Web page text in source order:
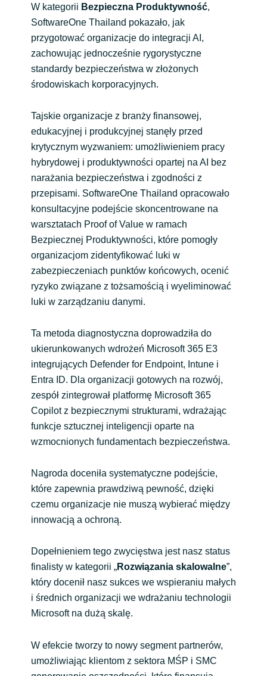
W kategorii Bezpieczna Produktywność,
SoftwareOne Thailand pokazało, jak
przygotować organizacje do integracji AI,
zachowując jednocześnie rygorystyczne
standardy bezpieczeństwa w złożonych
środowiskach korporacyjnych.
Tajskie organizacje z branży finansowej,
edukacyjnej i produkcyjnej stanęły przed
krytycznym wyzwaniem: umożliwieniem pracy
hybrydowej i produktywności opartej na AI bez
narażania bezpieczeństwa i zgodności z
przepisami. SoftwareOne Thailand opracowało
konsultacyjne podejście skoncentrowane na
warsztatach Proof of Value w ramach
Bezpiecznej Produktywności, które pomogły
organizacjom zidentyfikować luki w
zabezpieczeniach punktów końcowych, ocenić
ryzyko związane z tożsamością i wyeliminować
luki w zarządzaniu danymi.
Ta metoda diagnostyczna doprowadziła do
ukierunkowanych wdrożeń Microsoft 365 E3
integrujących Defender for Endpoint, Intune i
Entra ID. Dla organizacji gotowych na rozwój,
zespół zintegrował platformę Microsoft 365
Copilot z bezpiecznymi strukturami, wdrażając
funkcje sztucznej inteligencji oparte na
wzmocnionych fundamentach bezpieczeństwa.
Nagroda doceniła systematyczne podejście,
które zapewnia prawdziwą pewność, dzięki
czemu organizacje nie muszą wybierać między
innowacją a ochroną.
Dopełnieniem tego zwycięstwa jest nasz status
finalisty w kategorii „Rozwiązania skalowalne”,
który docenił nasz sukces we wspieraniu małych
i średnich organizacji we wdrażaniu technologii
Microsoft na dużą skalę.
W efekcie tworzy to nowy segment partnerów,
umożliwiając klientom z sektora MŚP i SMC